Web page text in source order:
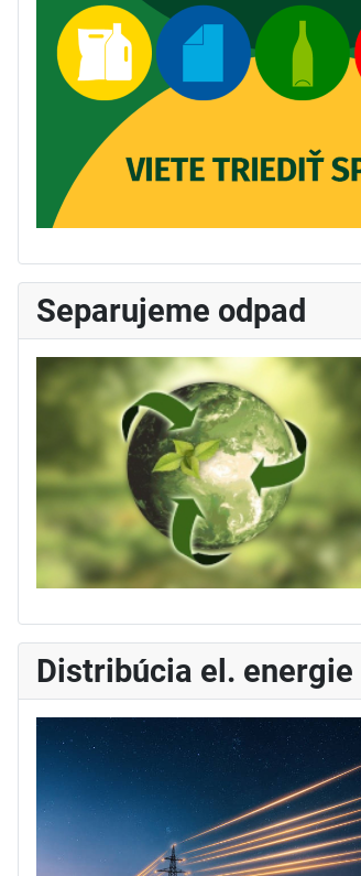
Separujeme odpad
Distribúcia el. energie